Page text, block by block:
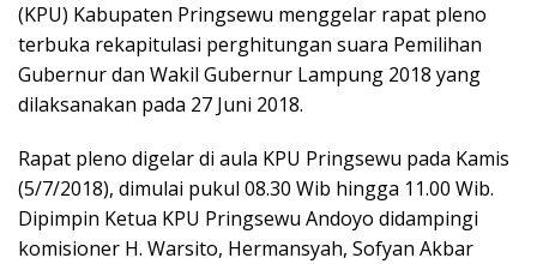
(KPU) Kabupaten Pringsewu menggelar rapat pleno
terbuka rekapitulasi perghitungan suara Pemilihan
Gubernur dan Wakil Gubernur Lampung 2018 yang
dilaksanakan pada 27 Juni 2018.
Rapat pleno digelar di aula KPU Pringsewu pada Kamis
(5/7/2018), dimulai pukul 08.30 Wib hingga 11.00 Wib.
Dipimpin Ketua KPU Pringsewu Andoyo didampingi
komisioner H. Warsito, Hermansyah, Sofyan Akbar